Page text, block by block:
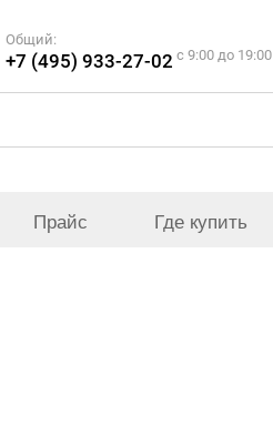
Общий:
+7 (495) 933-27-02 c 9:00 до 19:00
Прайс Где купить